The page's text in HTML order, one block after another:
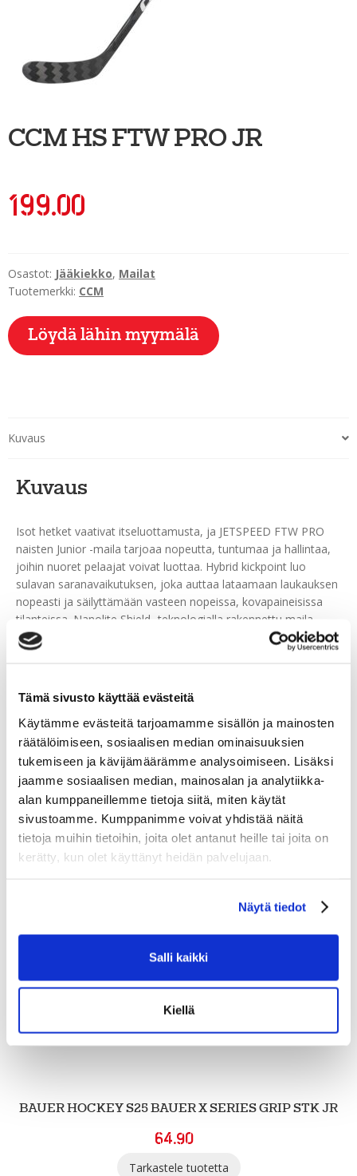
Tämä sivusto käyttää evästeitä
Käytämme evästeitä tarjoamamme sisällön ja mainosten
räätälöimiseen, sosiaalisen median ominaisuuksien
tukemiseen ja kävijämäärämme analysoimiseen. Lisäksi
jaamme sosiaalisen median, mainosalan ja analytiikka-
alan kumppaneillemme tietoja siitä, miten käytät
sivustoamme. Kumppanimme voivat yhdistää näitä
tietoja muihin tietoihin, joita olet antanut heille tai joita on
kerätty, kun olet käyttänyt heidän palvelujaan.
Näytä tiedot
Salli kaikki
Kiellä
Kiekkoseppä
CCM HS FTW PRO JR
199.00
Osastot: Jääkiekko, Mailat
Tuotemerkki: CCM
Löydä lähin myymälä
Kuvaus
Kuvaus
Isot hetket vaativat itseluottamusta, ja JETSPEED FTW PRO
naisten Junior -maila tarjoaa nopeutta, tuntumaa ja hallintaa,
joihin nuoret pelaajat voivat luottaa. Hybrid kickpoint luo
sulavan saranavaikutuksen, joka auttaa lataamaan laukauksen
nopeasti ja säilyttämään vasteen nopeissa, kovapaineisissa
tilanteissa. Nanolite Shield -teknologialla rakennettu maila
pysyy vaikuttavan kevyenä mutta tarjoaa kehittyville
kilpapelaajille tarvittavan lujuuden. Pyöristetty “R”-varren
Soft-lapa parantaa kiekkotuntumaa, ja Sigma ST2X -
hiilirakenne auttaa nuoria pelaajia vastaamaan hetken
vaatimuksiin.
Tutustu myös
BAUER HOCKEY S25 BAUER X SERIES GRIP STK JR
64.90
Tarkastele tuotetta